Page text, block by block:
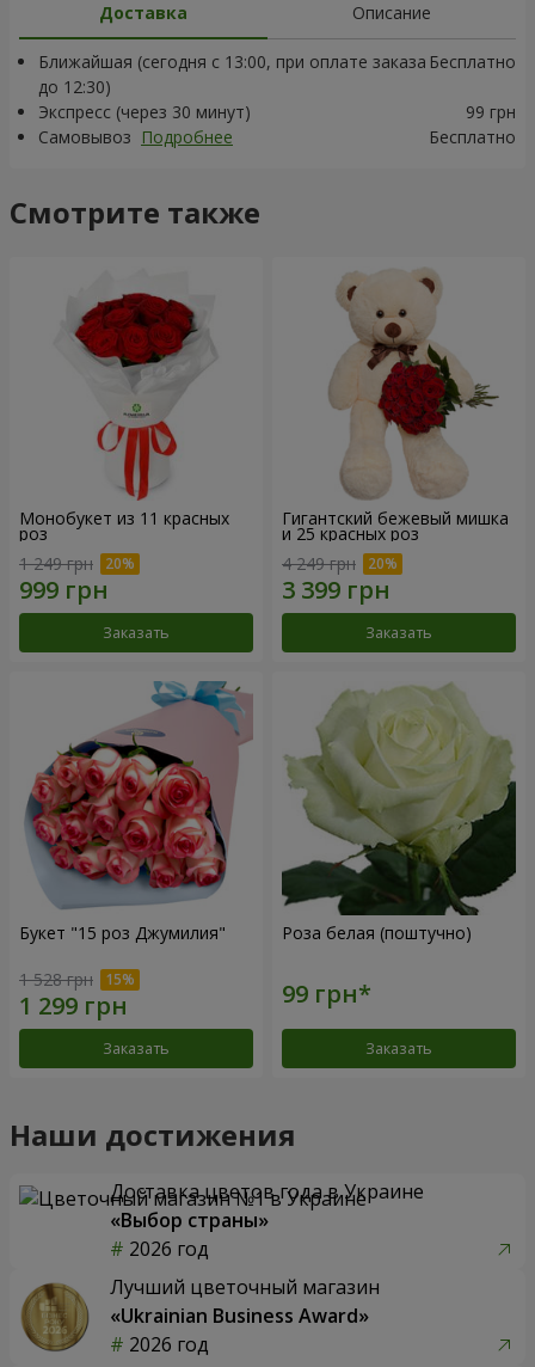
Доставка
Описание
Ближайшая (сегодня с 13:00, при оплате заказа
до 12:30)
Бесплатно
Экспресс (через 30 минут)
99 грн
Самовывоз Подробнее Бесплатно
Смотрите также
Монобукет из 11 красных
роз
1 249 грн
Заказать
Гигантский бежевый мишка
и 25 красных роз
4 249 грн
Заказать
Букет "15 роз Джумилия"
1 528 грн
Заказать
Роза белая (поштучно)
Заказать
Наши достижения
Доставка цветов года в Украине
«Выбор страны»
2026 год
Лучший цветочный магазин
«Ukrainian Business Award»
2026 год